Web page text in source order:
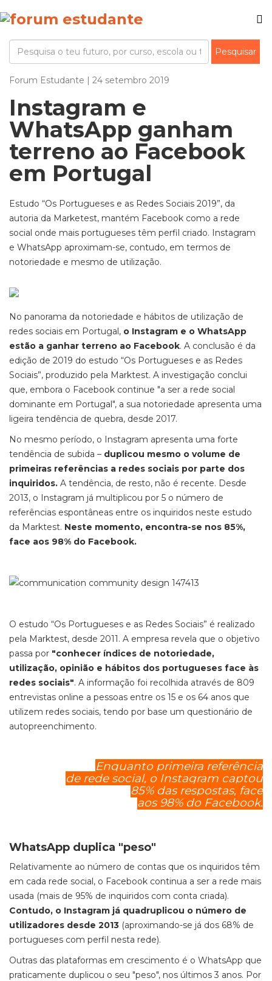
Forum Estudante | 24 setembro 2019
Instagram e
WhatsApp ganham
terreno ao Facebook
em Portugal
Estudo “Os Portugueses e as Redes Sociais 2019”, da
autoria da Marketest, mantém Facebook como a rede
social onde mais portugueses têm perfil criado. Instagram
e WhatsApp aproximam-se, contudo, em termos de
notoriedade e mesmo de utilização.
No panorama da notoriedade e hábitos de utilização de
redes sociais em Portugal, o Instagram e o WhatsApp
estão a ganhar terreno ao Facebook. A conclusão é da
edição de 2019 do estudo “Os Portugueses e as Redes
Sociais”, produzido pela Marktest. A investigação conclui
que, embora o Facebook continue "a ser a rede social
dominante em Portugal", a sua notoriedade apresenta uma
ligeira tendência de quebra, desde 2017.
No mesmo período, o Instagram apresenta uma forte
tendência de subida – duplicou mesmo o volume de
primeiras referências a redes sociais por parte dos
inquiridos. A tendência, de resto, não é recente. Desde
2013, o Instagram já multiplicou por 5 o número de
referências espontâneas entre os inquiridos neste estudo
da Marktest. Neste momento, encontra-se nos 85%,
face aos 98% do Facebook.
O estudo “Os Portugueses e as Redes Sociais” é realizado
pela Marktest, desde 2011. A empresa revela que o objetivo
passa por "conhecer índices de notoriedade,
utilização, opinião e hábitos dos portugueses face às
redes sociais". A informação foi recolhida através de 809
entrevistas online a pessoas entre os 15 e os 64 anos que
utilizem redes sociais, tendo por base um questionário de
autopreenchimento.
Enquanto primeira referência
de rede social, o Instagram captou
85% das respostas, face
aos 98% do Facebook.
WhatsApp duplica "peso"
Relativamente ao número de contas que os inquiridos têm
em cada rede social, o Facebook continua a ser a rede mais
usada (mais de 95% de inquiridos com conta criada).
Contudo, o Instagram já quadruplicou o número de
utilizadores desde 2013 (aproximando-se já dos 68% de
portugueses com perfil nesta rede).
Outras das plataformas em crescimento é o WhatsApp que
praticamente duplicou o seu "peso", nos últimos 3 anos. Por